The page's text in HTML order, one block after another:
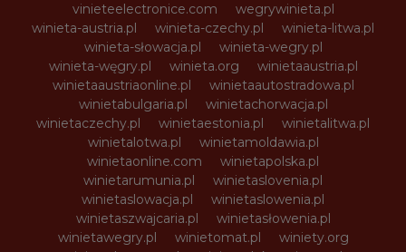
vinieteelectronice.com
wegrywinieta.pl
winieta-austria.pl
winieta-czechy.pl
winieta-litwa.pl
winieta-słowacja.pl
winieta-wegry.pl
winieta-węgry.pl
winieta.org
winietaaustria.pl
winietaaustriaonline.pl
winietaautostradowa.pl
winietabulgaria.pl
winietachorwacja.pl
winietaczechy.pl
winietaestonia.pl
winietalitwa.pl
winietalotwa.pl
winietamoldawia.pl
winietaonline.com
winietapolska.pl
winietarumunia.pl
winietaslovenia.pl
winietaslowacja.pl
winietaslowenia.pl
winietaszwajcaria.pl
winietasłowenia.pl
winietawegry.pl
winietomat.pl
winiety.org